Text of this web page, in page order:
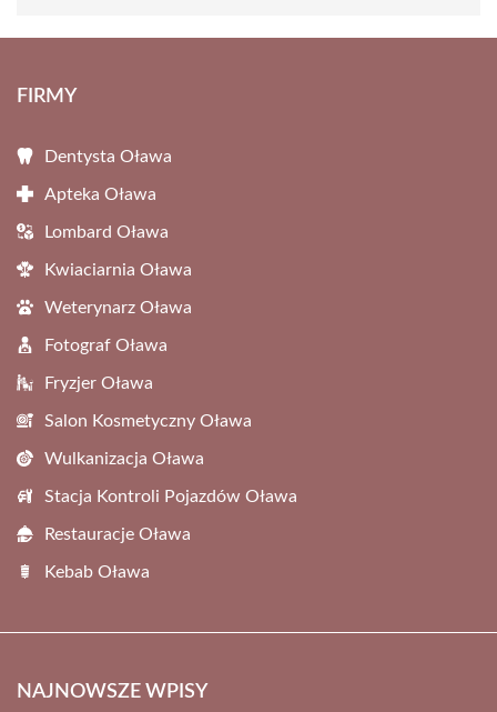
FIRMY
Dentysta Oława
Apteka Oława
Lombard Oława
Kwiaciarnia Oława
Weterynarz Oława
Fotograf Oława
Fryzjer Oława
Salon Kosmetyczny Oława
Wulkanizacja Oława
Stacja Kontroli Pojazdów Oława
Restauracje Oława
Kebab Oława
NAJNOWSZE WPISY